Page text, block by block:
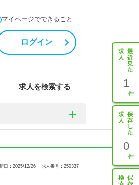
マイページでできること
ログイン
求人を検索する 1
0
日：2025/12/26 求人番号：250337